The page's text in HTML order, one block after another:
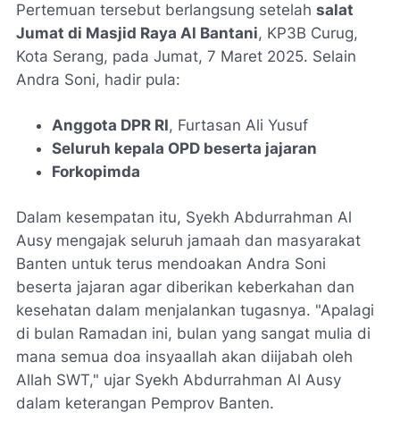
Pertemuan tersebut berlangsung setelah salat
Jumat di Masjid Raya Al Bantani, KP3B Curug,
Kota Serang, pada Jumat, 7 Maret 2025. Selain
Andra Soni, hadir pula:
Anggota DPR RI, Furtasan Ali Yusuf
Seluruh kepala OPD beserta jajaran
Forkopimda
Dalam kesempatan itu, Syekh Abdurrahman Al
Ausy mengajak seluruh jamaah dan masyarakat
Banten untuk terus mendoakan Andra Soni
beserta jajaran agar diberikan keberkahan dan
kesehatan dalam menjalankan tugasnya. "Apalagi
di bulan Ramadan ini, bulan yang sangat mulia di
mana semua doa insyaallah akan diijabah oleh
Allah SWT," ujar Syekh Abdurrahman Al Ausy
dalam keterangan Pemprov Banten.